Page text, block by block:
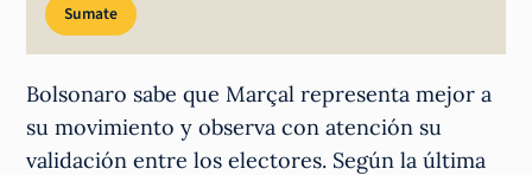
Sumate
Bolsonaro sabe que Marçal representa mejor a
su movimiento y observa con atención su
validación entre los electores. Según la última